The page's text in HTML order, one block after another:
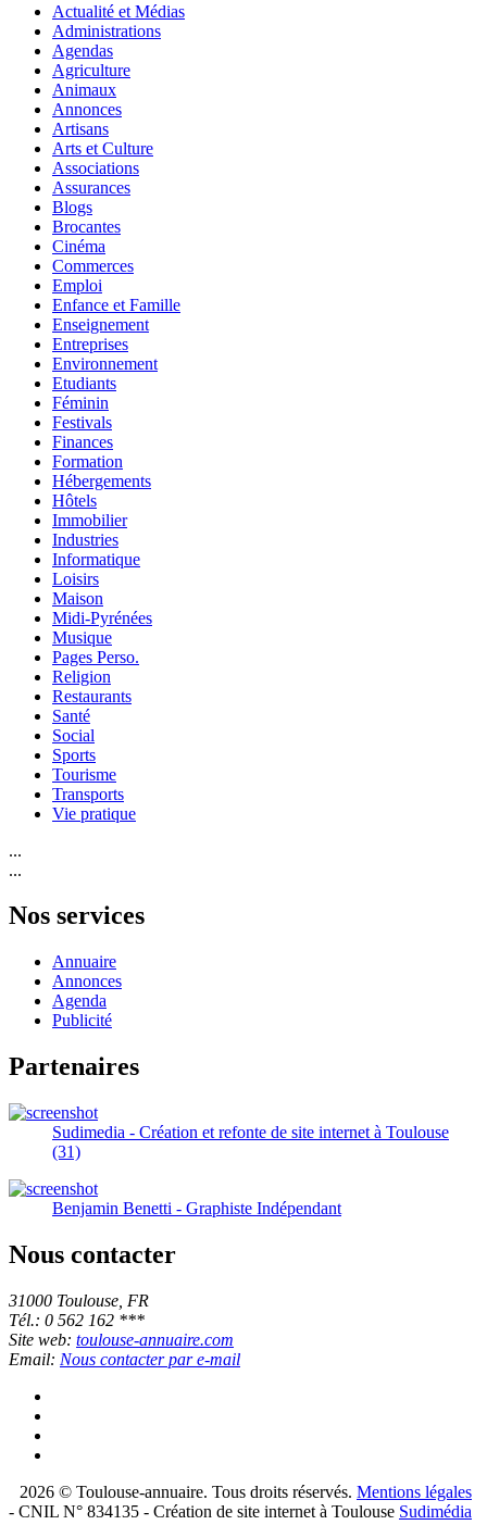
Actualité et Médias
Administrations
Agendas
Agriculture
Animaux
Annonces
Artisans
Arts et Culture
Associations
Assurances
Blogs
Brocantes
Cinéma
Commerces
Emploi
Enfance et Famille
Enseignement
Entreprises
Environnement
Etudiants
Féminin
Festivals
Finances
Formation
Hébergements
Hôtels
Immobilier
Industries
Informatique
Loisirs
Maison
Midi-Pyrénées
Musique
Pages Perso.
Religion
Restaurants
Santé
Social
Sports
Tourisme
Transports
Vie pratique
...
...
Nos services
Annuaire
Annonces
Agenda
Publicité
Partenaires
Sudimedia - Création et refonte de site internet à Toulouse
(31)
Benjamin Benetti - Graphiste Indépendant
Nous contacter
31000 Toulouse, FR
Tél.: 0 562 162 ***
Site web: toulouse-annuaire.com
Email: Nous contacter par e-mail
2026 © Toulouse-annuaire. Tous droits réservés. Mentions légales
- CNIL N° 834135 - Création de site internet à Toulouse Sudimédia